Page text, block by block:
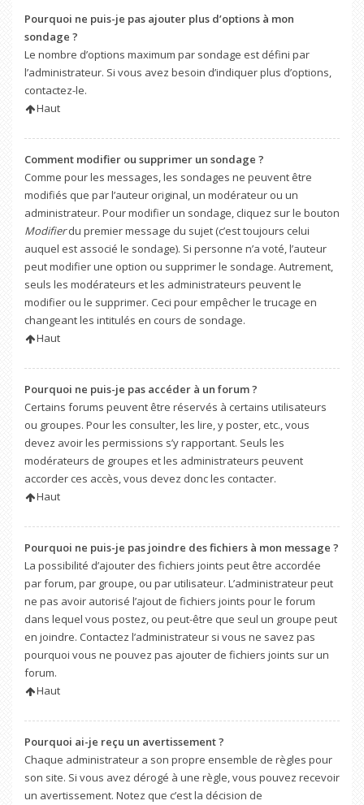
Pourquoi ne puis-je pas ajouter plus d’options à mon
sondage ?
Le nombre d’options maximum par sondage est défini par
l’administrateur. Si vous avez besoin d’indiquer plus d’options,
contactez-le.
Haut
Comment modifier ou supprimer un sondage ?
Comme pour les messages, les sondages ne peuvent être
modifiés que par l’auteur original, un modérateur ou un
administrateur. Pour modifier un sondage, cliquez sur le bouton
Modifierdu premier message du sujet (c’est toujours celui
auquel est associé le sondage). Si personne n’a voté, l’auteur
peut modifier une option ou supprimer le sondage. Autrement,
seuls les modérateurs et les administrateurs peuvent le
modifier ou le supprimer. Ceci pour empêcher le trucage en
changeant les intitulés en cours de sondage.
Haut
Pourquoi ne puis-je pas accéder à un forum ?
Certains forums peuvent être réservés à certains utilisateurs
ou groupes. Pour les consulter, les lire, y poster, etc., vous
devez avoir les permissions s’y rapportant. Seuls les
modérateurs de groupes et les administrateurs peuvent
accorder ces accès, vous devez donc les contacter.
Haut
Pourquoi ne puis-je pas joindre des fichiers à mon message ?
La possibilité d’ajouter des fichiers joints peut être accordée
par forum, par groupe, ou par utilisateur. L’administrateur peut
ne pas avoir autorisé l’ajout de fichiers joints pour le forum
dans lequel vous postez, ou peut-être que seul un groupe peut
en joindre. Contactez l’administrateur si vous ne savez pas
pourquoi vous ne pouvez pas ajouter de fichiers joints sur un
forum.
Haut
Pourquoi ai-je reçu un avertissement ?
Chaque administrateur a son propre ensemble de règles pour
son site. Si vous avez dérogé à une règle, vous pouvez recevoir
un avertissement. Notez que c’est la décision de